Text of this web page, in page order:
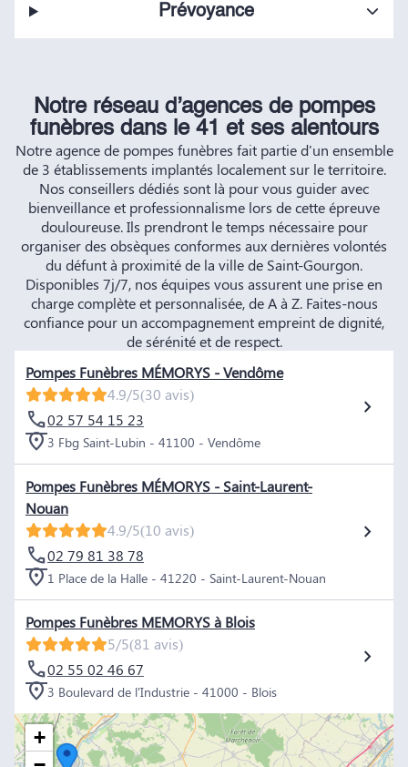
Prévoyance
Notre réseau d’agences de pompes
funèbres dans le 41 et ses alentours
Notre agence de pompes funèbres fait partie d'un ensemble
de 3 établissements implantés localement sur le territoire.
Nos conseillers dédiés sont là pour vous guider avec
bienveillance et professionnalisme lors de cette épreuve
douloureuse. Ils prendront le temps nécessaire pour
organiser des obsèques conformes aux dernières volontés
du défunt à proximité de la ville de Saint-Gourgon.
Disponibles 7j/7, nos équipes vous assurent une prise en
charge complète et personnalisée, de A à Z. Faites-nous
confiance pour un accompagnement empreint de dignité,
de sérénité et de respect.
Pompes Funèbres MÉMORYS - Vendôme
4.9/5(30 avis)
02 57 54 15 23
3 Fbg Saint-Lubin - 41100 - Vendôme
Pompes Funèbres MÉMORYS - Saint-Laurent-
Nouan
4.9/5(10 avis)
02 79 81 38 78
1 Place de la Halle - 41220 - Saint-Laurent-Nouan
Pompes Funèbres MEMORYS à Blois
5/5(81 avis)
02 55 02 46 67
3 Boulevard de l'Industrie - 41000 - Blois
+